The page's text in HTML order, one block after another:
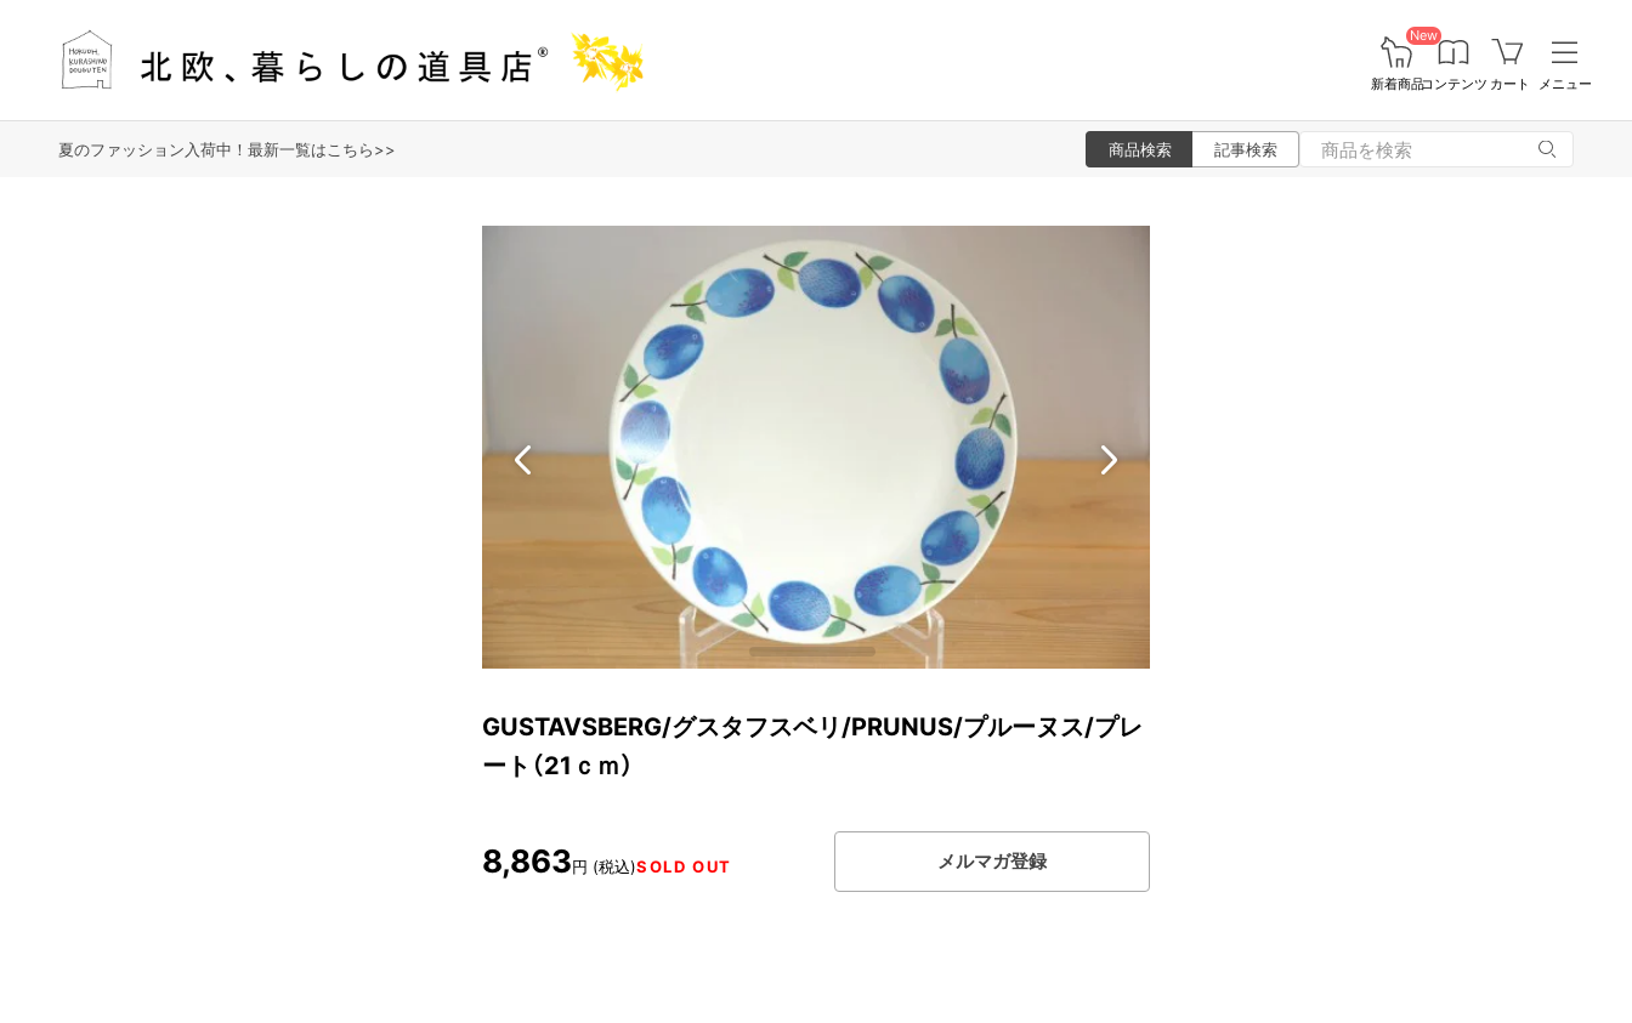
New
新着商品コンテンツ カート メニュー
夏のファッション入荷中！最新一覧はこちら>> 商品検索 記事検索
GUSTAVSBERG/グスタフスベリ/PRUNUS/プルーヌス/プレ
ート（21ｃｍ）
8,863円 (税込)SOLD OUT メルマガ登録